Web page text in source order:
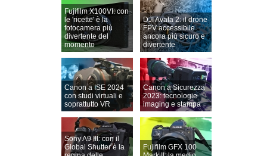
Fujifilm X100VI: con
le 'ricette' è la
fotocamera più
divertente del
momento
DJI Avata 2: il drone
FPV accessibile
ancora più sicuro e
divertente
Canon a ISE 2024
con studi virtuali e
soprattutto VR
Canon a Sicurezza
2023: tecnologie
imaging e stampa
Sony A9 III: con il
Global Shutter è la
Fujifilm GFX 100